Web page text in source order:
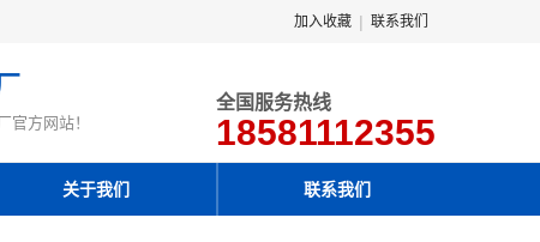
加入收藏 | 联系我们
官方网站！
全国服务热线
18581112355
关于我们 联系我们